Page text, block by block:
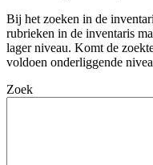
Bij het zoeken in de
rubrieken in de inventaris
lager niveau. Komt de
voldoen onderliggende
Zoek